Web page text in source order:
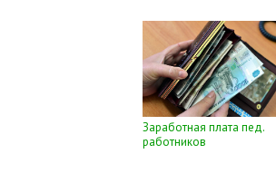
Заработная плата пед.
работников